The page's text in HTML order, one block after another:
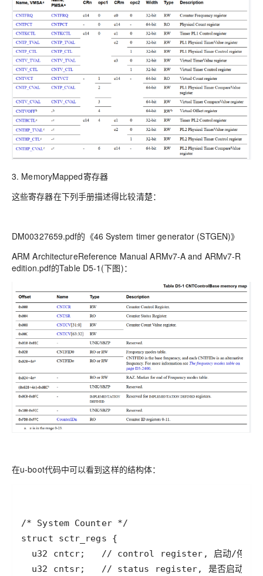
3. MemoryMapped寄存器
这些寄存器在下列手册描述得比较清楚：
DM00327659.pdf的《46 System timer generator (STGEN)》
ARM ArchitectureReference Manual ARMv7-A and ARMv7-R
edition.pdf的Table D5-1(下图)：
在u-boot代码中可以看到这样的结构体：